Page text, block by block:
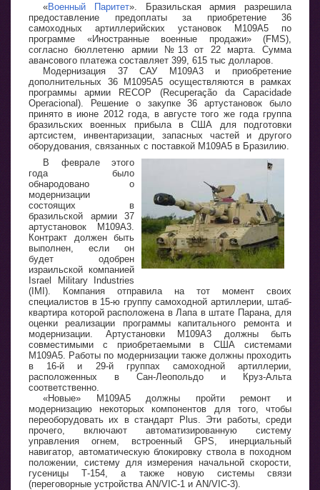
«Военный Паритет». Бразильская армия разрешила
предоставление предоплаты за приобретение 36
самоходных артиллерийских установок М109А5 по
программе «Иностранные военные продажи» (FMS),
согласно бюллетеню армии №13 от 22 марта. Сумма
авансового платежа составляет 399, 615 тыс долларов.
Модернизация 37 САУ М109А3 и приобретение
дополнительных 36 М1095А5 осуществляются в рамках
программы армии RECOP (Recuperação da Capacidade
Operacional). Решение о закупке 36 артустановок было
принято в июне 2012 года, в августе того же года группа
бразильских военных прибыла в США для подготовки
артсистем, инвентаризации, запасных частей и другого
оборудования, связанных с поставкой М109А5 в Бразилию.
В феврале этого
года было
обнародовано о
модернизации
состоящих в
бразильской армии 37
артустановок М109А3.
Контракт должен быть
выполнен, если он
будет одобрен
израильской компанией
Israel Military Industries
(IMI). Компания отправила на тот момент своих
специалистов в 15-ю группу самоходной артиллерии, штаб-
квартира которой расположена в Лапа в штате Парана, для
оценки реализации программы капитального ремонта и
модернизации. Артустановки М109А3 должны быть
совместимыми с приобретаемыми в США системами
М109А5. Работы по модернизации также должны проходить
в 16-й и 29-й группах самоходной артиллерии,
расположенных в Сан-Леопольдо и Круз-Альта
соответственно.
«Новые» М109А5 должны пройти ремонт и
модернизацию некоторых компонентов для того, чтобы
переоборудовать их в стандарт Plus. Эти работы, среди
прочего, включают автоматизированную систему
управления огнем, встроенный GPS, инерциальный
навигатор, автоматическую блокировку ствола в походном
положении, систему для измерения начальной скорости,
гусеницы Т-154, а также новую системы связи
(переговорные устройства AN/VIC-1 и AN/VIC-3).